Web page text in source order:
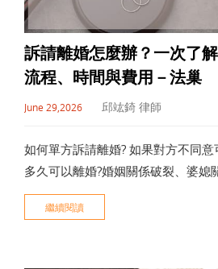
訴請離婚怎麼辦？一次了解
流程、時間與費用－法巢
June 29,2026 邱竑錡 律師
如何單方訴請離婚? 如果對方不同
多久可以離婚?婚姻關係破裂、婆媳
提起離婚訴訟嗎? 訴請離婚條件有哪
讓多年離婚訴訟經驗的律師來幫你解
繼續閱讀